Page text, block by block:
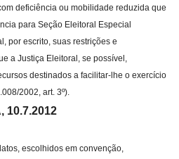
deficiência ou mobilidade reduzida que
para Seção Eleitoral Especial
por escrito, suas restrições e
a Justiça Eleitoral, se possível,
destinados a facilitar-lhe o exercício
2002, art. 3º).
10.7.2012
escolhidos em convenção,